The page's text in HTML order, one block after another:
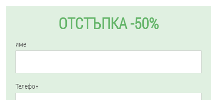
ОТСТЪПКА -50%
име
Телефон